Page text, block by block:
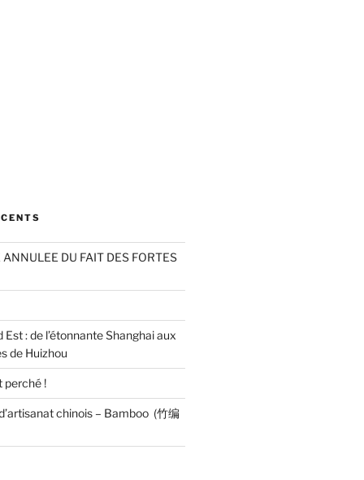
DU FAIT DES FORTES
Est : de l’étonnante Shanghai aux
de Huizhou
perché !
chinois – Bamboo (竹编